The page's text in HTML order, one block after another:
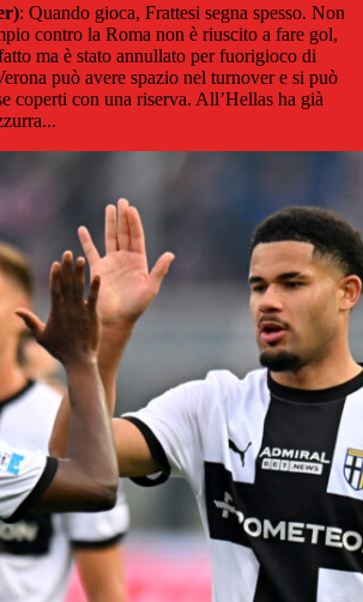
: Quando gioca, Frattesi segna spesso. Non
contro la Roma non è riuscito a fare gol,
ma è stato annullato per fuorigioco di
può avere spazio nel turnover e si può
coperti con una riserva. All’Hellas ha già